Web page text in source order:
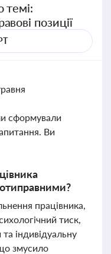
темі:
позиції
сформували
Ви
працівника,
тиск,
індивідуальну
змусило